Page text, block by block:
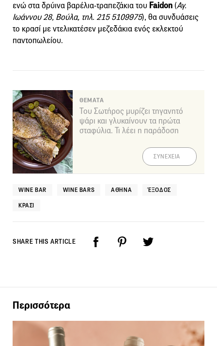
ενώ στα δρύινα βαρέλια-τραπεζάκια του Faidon (Αγ.
Ιωάννου 28, Βούλα, τηλ. 215 5109975), θα συνδυάσεις
το κρασί με ντελικατέσεν μεζεδάκια ενός εκλεκτού
παντοπωλείου.
ΘΕΜΑΤΑ
Του Σωτήρος μυρίζει τηγανητό
ψάρι και γλυκαίνουν τα πρώτα
σταφύλια. Τι λέει η παράδοση
ΣΥΝΕΧΕΙΑ
WINE BAR WINE BARS ΑΘΉΝΑ ΈΞΟΔΟΣ
ΚΡΑΣΊ
SHARE THIS ARTICLE
Περισσότερα